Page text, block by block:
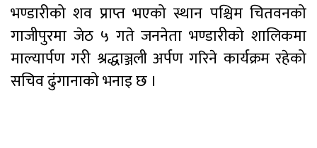
भण्डारीको शव प्राप्त भएको स्थान पश्चिम चितवनको
गाजीपुरमा जेठ ५ गते जननेता भण्डारीको शालिकमा
माल्यार्पण गरी श्रद्धाञ्जली अर्पण गरिने कार्यक्रम रहेको
सचिव ढुंगानाको भनाइ छ ।